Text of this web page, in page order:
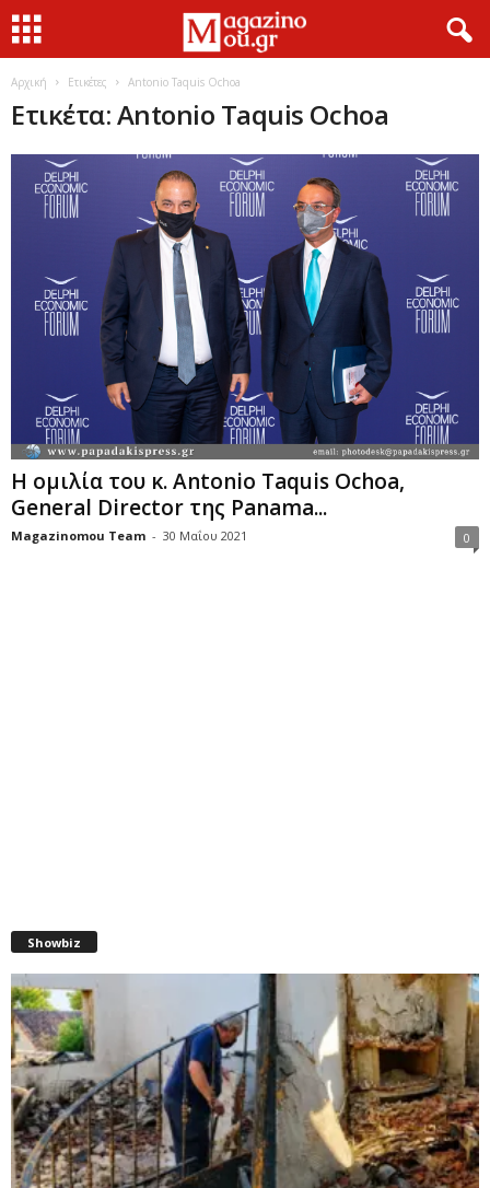
Αρχική Ετικέτες Antonio Taquis Ochoa
Ετικέτα: Antonio Taquis Ochoa
Η ομιλία του κ. Antonio Taquis Ochoa,
General Director της Panama...
Magazinomou Team - 30 Μαΐου 2021 0
Showbiz